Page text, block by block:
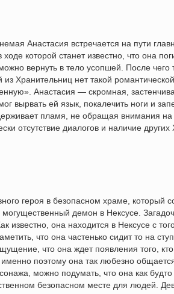
Анастасия встречается на пути
которой станет известно, что она
вернуть в тело усопшей. После чего
Хранительниц нет такой
Анастасия — скромная,
вырвать ей язык, покалечить ноги и
пламя, не обращая внимания
отсутствие диалогов и наличие
героя в безопасном храме, который
демон в Нексусе.
известно, она находится в Нексусе с
что она частенько сидит то на
что она ждет появления того,
поэтому она так любезно
можно подумать, что она как будто
безопасном месте для людей.